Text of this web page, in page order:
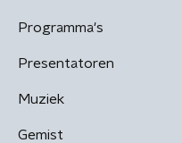
Programma's
Presentatoren
Muziek
Gemist